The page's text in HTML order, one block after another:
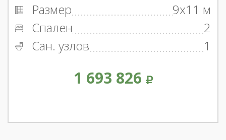
Размер
9x11 м
Спален
2
Сан. узлов
1
1 693 826